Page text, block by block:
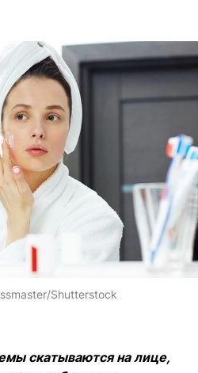
Shutterstock
скатываются на лице,